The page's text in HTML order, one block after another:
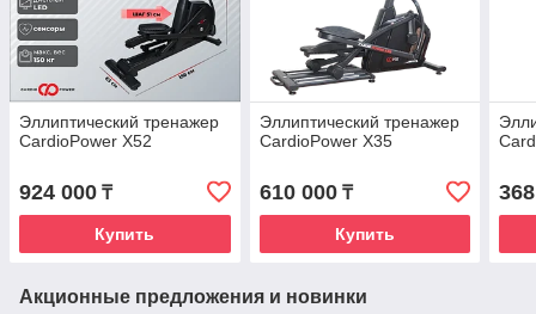
Эллиптический тренажер
CardioPower X52
924 000 ₸
Купить
Эллиптический тренажер
CardioPower X35
610 000₸
Купить
Акционные предложения и новинки